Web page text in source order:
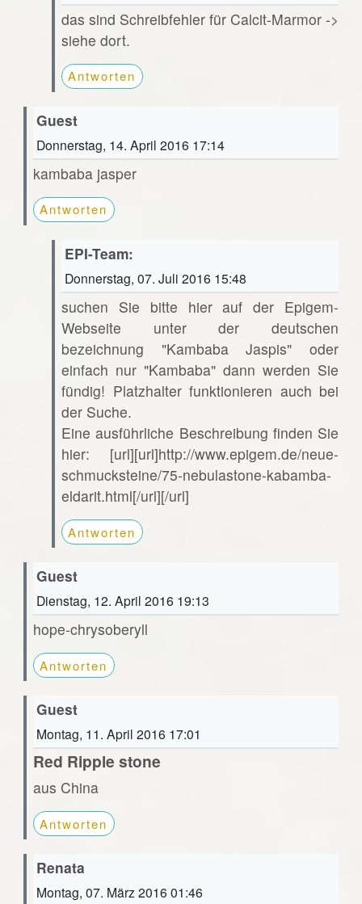
das sind Schreibfehler für Calcit-Marmor ->
siehe dort.
Antworten
Guest
Donnerstag, 14. April 2016 17:14
kambaba jasper
Antworten
EPI-Team:
Donnerstag, 07. Juli 2016 15:48
suchen Sie bitte hier auf der Epigem-
Webseite unter der deutschen
bezeichnung "Kambaba Jaspis" oder
einfach nur "Kambaba" dann werden Sie
fündig! Platzhalter funktionieren auch bei
der Suche.
Eine ausführliche Beschreibung finden Sie
hier: [url][url]http://www.epigem.de/neue-
schmucksteine/75-nebulastone-kabamba-
eldarit.html[/url][/url]
Antworten
Guest
Dienstag, 12. April 2016 19:13
hope-chrysoberyll
Antworten
Guest
Montag, 11. April 2016 17:01
Red Ripple stone
aus China
Antworten
Renata
Montag, 07. März 2016 01:46